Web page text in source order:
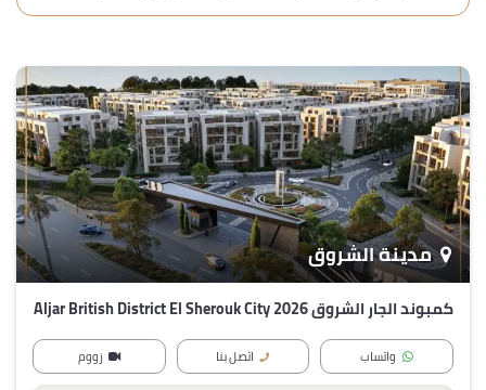
مدينة الشروق
كمبوند الجار الشروق Aljar British District El Sherouk City 2026
واتساب اتصل بنا زووم